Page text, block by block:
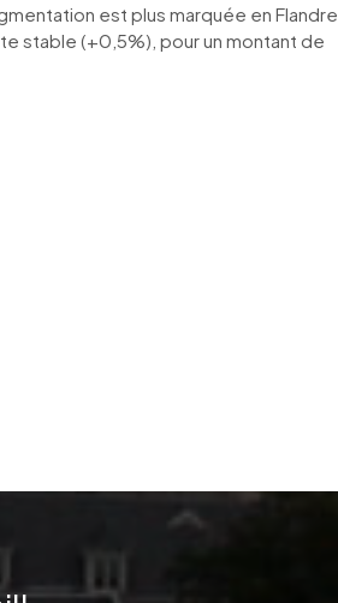
est plus marquée en Flandre
stable (+0,5%), pour un montant de